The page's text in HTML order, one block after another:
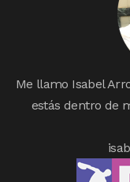
Me llamo Isabel
estás dentro de